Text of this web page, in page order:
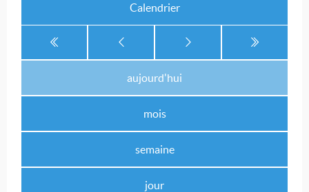
Calendrier
aujourd'hui
mois
semaine
jour